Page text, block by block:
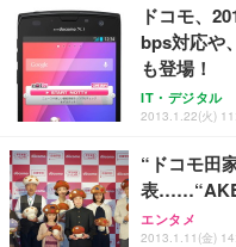
ドコモ、
bps対応や
も登場！
IT・デジタル
2013.1.22(火)
“ドコモ田
表
エンタメ
2013.1.11(金)